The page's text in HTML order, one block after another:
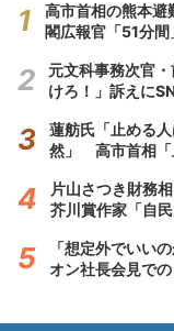
高市首相の熊本
閣広報官「51分間
元文科事務次官
けろ！」訴えに
蓮舫氏「止める
然」 高市首相「
片山さつき財務
芥川賞作家「自
「想定外でいい
オン社長会見で